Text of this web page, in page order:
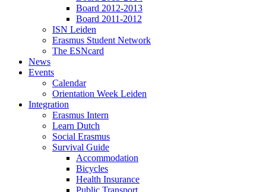
Board 2012-2013
Board 2011-2012
ISN Leiden
Erasmus Student Network
The ESNcard
News
Events
Calendar
Orientation Week Leiden
Integration
Erasmus Intern
Learn Dutch
Social Erasmus
Survival Guide
Accommodation
Bicycles
Health Insurance
Public Transport